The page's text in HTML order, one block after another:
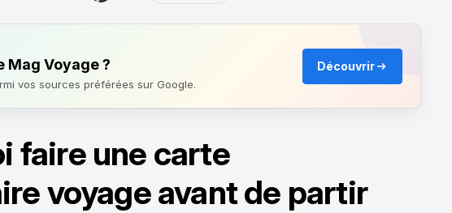
Mag Voyage ?
vos sources préférées sur Google.
Découvrir
faire une carte
voyage avant de partir